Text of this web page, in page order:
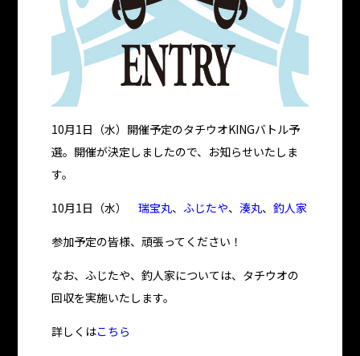
10月1日（水）開催予定のタチウオKINGバトル予
選。開催が決定しましたので、お知らせいたしま
す。
10月1日（水）瑞宝丸、ふじたや、湊丸、釣人家
参加予定の皆様、頑張ってください！
なお、ふじたや、釣人家については、タチウオの
回収を実施いたします。
詳しくはこちら